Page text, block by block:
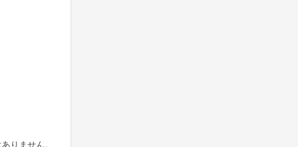
りません。